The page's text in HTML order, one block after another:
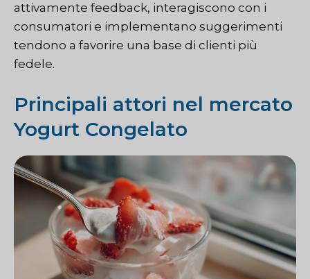
attivamente feedback, interagiscono con i
consumatori e implementano suggerimenti
tendono a favorire una base di clienti più
fedele.
Principali attori nel mercato
Yogurt Congelato